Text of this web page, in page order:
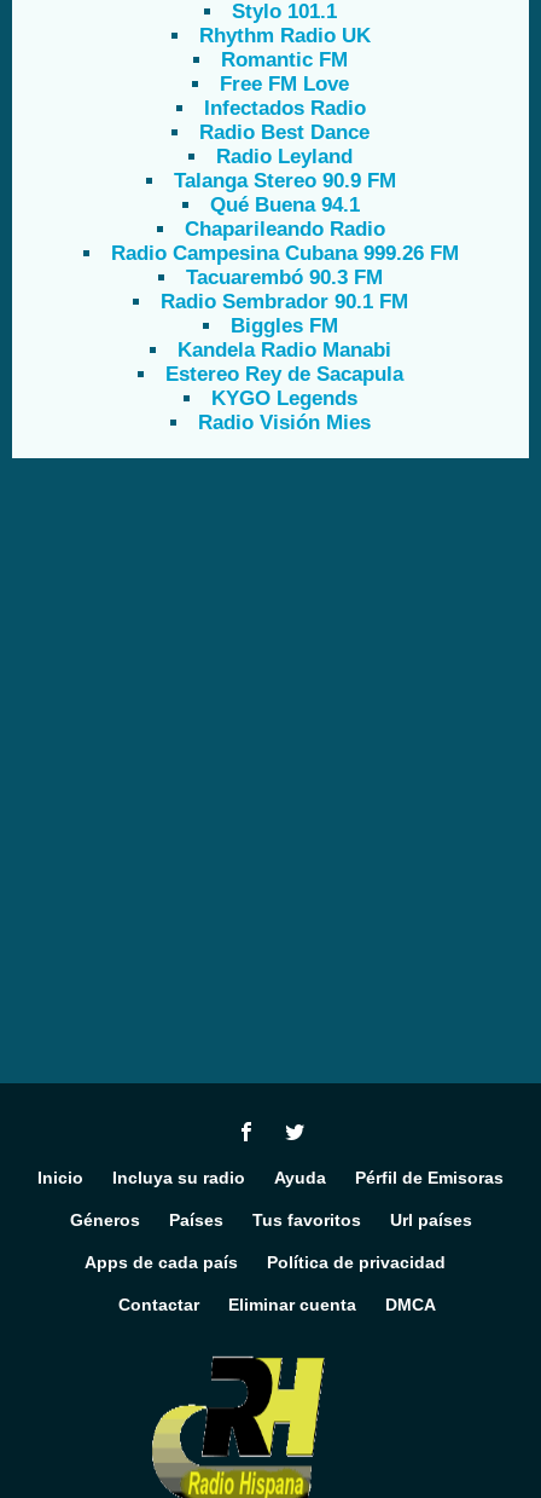
Stylo 101.1
Rhythm Radio UK
Romantic FM
Free FM Love
Infectados Radio
Radio Best Dance
Radio Leyland
Talanga Stereo 90.9 FM
Qué Buena 94.1
Chaparileando Radio
Radio Campesina Cubana 999.26 FM
Tacuarembó 90.3 FM
Radio Sembrador 90.1 FM
Biggles FM
Kandela Radio Manabi
Estereo Rey de Sacapula
KYGO Legends
Radio Visión Mies
Inicio Incluya su radio Ayuda Pérfil de Emisoras
Géneros Países Tus favoritos Url países
Apps de cada país Política de privacidad
Contactar Eliminar cuenta DMCA